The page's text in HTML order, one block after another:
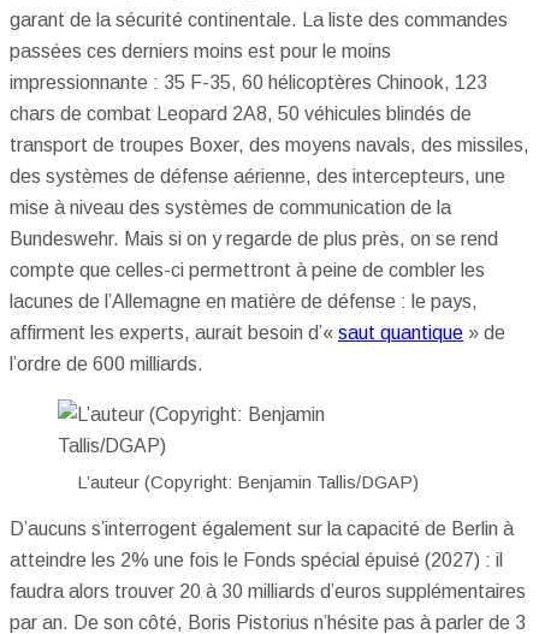
garant de la sécurité continentale. La liste des commandes
passées ces derniers moins est pour le moins
impressionnante : 35 F-35, 60 hélicoptères Chinook, 123
chars de combat Leopard 2A8, 50 véhicules blindés de
transport de troupes Boxer, des moyens navals, des missiles,
des systèmes de défense aérienne, des intercepteurs, une
mise à niveau des systèmes de communication de la
Bundeswehr. Mais si on y regarde de plus près, on se rend
compte que celles-ci permettront à peine de combler les
lacunes de l’Allemagne en matière de défense : le pays,
affirment les experts, aurait besoin d’« saut quantique » de
l’ordre de 600 milliards.
L’auteur (Copyright: Benjamin Tallis/DGAP)
D’aucuns s’interrogent également sur la capacité de Berlin à
atteindre les 2% une fois le Fonds spécial épuisé (2027) : il
faudra alors trouver 20 à 30 milliards d’euros supplémentaires
par an. De son côté, Boris Pistorius n’hésite pas à parler de 3